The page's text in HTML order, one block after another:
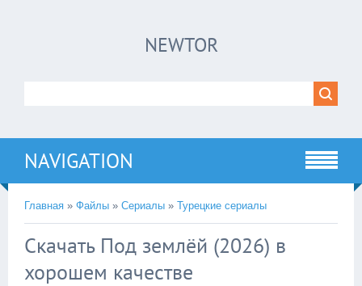
NEWTOR
NAVIGATION
Главная » Файлы » Сериалы » Турецкие сериалы
Скачать Под землёй (2026) в
хорошем качестве
!!!Если Вы с телефона сперва нажмите на